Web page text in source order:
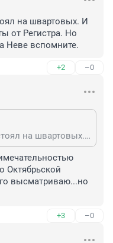
на швартовых. И
от Регистра. Но
Неве вспомните.
+2 –0
Этот не эксплуатировался, стоял на швартовых. И вряд ли бы получил документы от Регистра. Но выбросить-то жалко. "Кита" на Неве вспомните.
Октябрьской
высматриваю...но
+3 –0